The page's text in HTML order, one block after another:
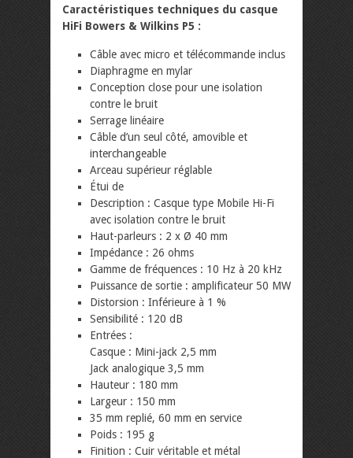
Caractéristiques techniques du casque
HiFi Bowers & Wilkins P5 :
Câble avec micro et télécommande inclus
Diaphragme en mylar
Conception close pour une isolation
contre le bruit
Serrage linéaire
Câble d’un seul côté, amovible et
interchangeable
Arceau supérieur réglable
Étui de
Description : Casque type Mobile Hi-Fi
avec isolation contre le bruit
Haut-parleurs : 2 x Ø 40 mm
Impédance : 26 ohms
Gamme de fréquences : 10 Hz à 20 kHz
Puissance de sortie : amplificateur 50 MW
Distorsion : Inférieure à 1 %
Sensibilité : 120 dB
Entrées :
Casque : Mini-jack 2,5 mm
Jack analogique 3,5 mm
Hauteur : 180 mm
Largeur : 150 mm
35 mm replié, 60 mm en service
Poids : 195 g
Finition : Cuir véritable et métal